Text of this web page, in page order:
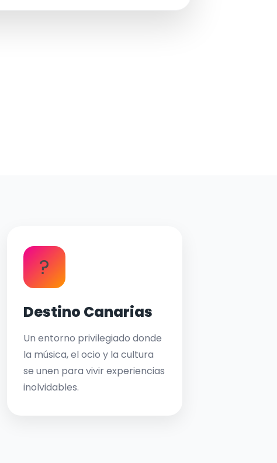
?
Destino Canarias
Un entorno privilegiado donde
la música, el ocio y la cultura
se unen para vivir experiencias
inolvidables.